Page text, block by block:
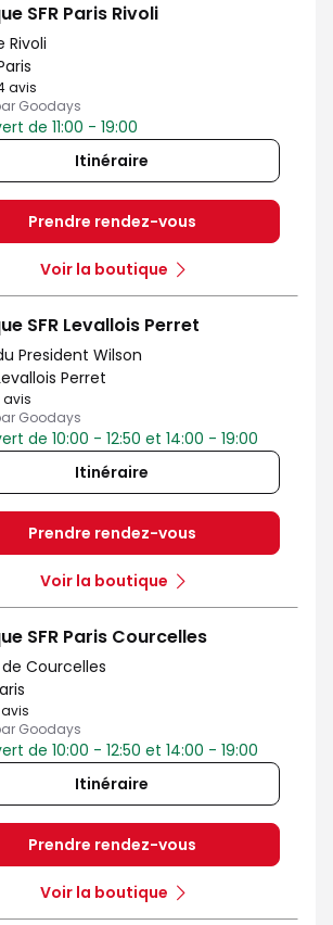
SFR Paris Rivoli
Rivoli
de 4.6 sur 5
avis
Goodays
de 11:00 - 19:00
Itinéraire
Prendre rendez-vous
Voir la boutique
SFR Levallois Perret
President Wilson
Perret
de 4.6 sur 5
avis
Goodays
de 10:00 - 12:50 et 14:00 - 19:00
Itinéraire
Prendre rendez-vous
Voir la boutique
SFR Paris Courcelles
Courcelles
de 4.6 sur 5
avis
Goodays
de 10:00 - 12:50 et 14:00 - 19:00
Itinéraire
Prendre rendez-vous
Voir la boutique